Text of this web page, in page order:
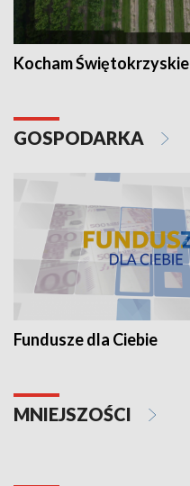
Kocham Świętokrzyskie
GOSPODARKA
Fundusze dla Ciebie
MNIEJSZOŚCI